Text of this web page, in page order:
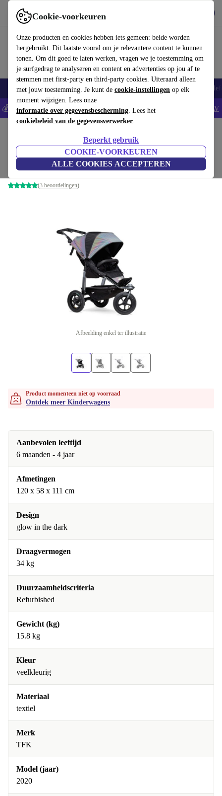
Cookie-voorkeuren
Onze producten en cookies hebben iets gemeen: beide worden
hergebruikt. Dit laatste vooral om je relevantere content te kunnen
tonen. Om dit goed te laten werken, vragen we je toestemming om
je surfgedrag te analyseren en content en advertenties op jou af te
stemmen met first-party en third-party cookies. Uiteraard alleen
met jouw toestemming. Je kunt de cookie-instellingen op elk
moment wijzigen. Lees onze
informatie over gegevensbescherming. Lees het
cookiebeleid van de gegevensverwerker.
Beperkt gebruik
COOKIE-VOORKEUREN
ALLE COOKIES ACCEPTEREN
Gebruik refurbed snel en eenvoudig
Smartphones Laptops Tablets Smartwatches Accessoires
💰Bespaar 5% EXTRA op alle iPhones - Code: IPHONEDEAL - AV
TFK Mono sportkinderwagen
gloeit in het donker
(3 beoordelingen)
Afbeelding enkel ter illustratie
Product momenteen niet op voorraad
Ontdek meer Kinderwagens
Aanbevolen leeftijd
6 maanden - 4 jaar
Afmetingen
120 x 58 x 111 cm
Design
glow in the dark
Draagvermogen
34 kg
Duurzaamheidscriteria
Refurbished
Gewicht (kg)
15.8 kg
Kleur
veelkleurig
Materiaal
textiel
Merk
TFK
Model (jaar)
2020